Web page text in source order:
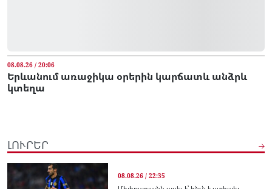
08.08.26 / 20:06
Երևանում առաջիկա օրերին կարճատև անձրև
կտեղա
ԼՈՒՐԵՐ
08.08.26 / 22:35